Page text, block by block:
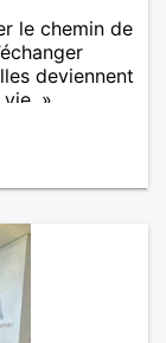
le chemin de
deviennent
»